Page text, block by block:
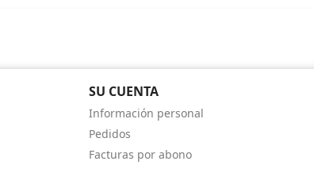
SU CUENTA
Información personal
Pedidos
Facturas por abono